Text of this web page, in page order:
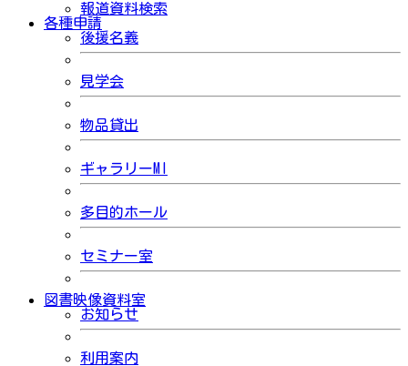
報道資料検索
各種申請
後援名義
見学会
物品貸出
ギャラリーMI
多目的ホール
セミナー室
図書映像資料室
お知らせ
利用案内